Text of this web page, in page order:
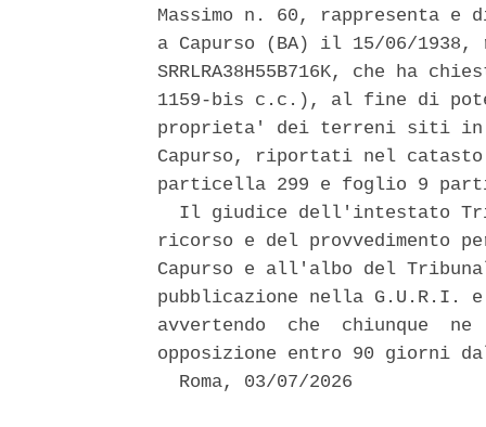
Massimo n. 60, rappresenta
a Capurso (BA) il 15/06/
SRRLRA38H55B716K, che ha
1159-bis c.c.), al fine di
proprieta' dei terreni siti in
Capurso, riportati nel
particella 299 e foglio 9
Il giudice dell'intestato
ricorso e del provvedimento
Capurso e all'albo del
pubblicazione nella
avvertendo  che  chiunque
opposizione entro 90
  Roma, 03/07/2026